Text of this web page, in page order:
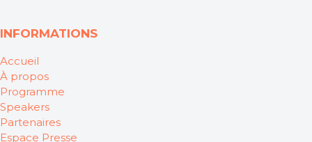
INFORMATIONS
Accueil
À propos
Programme
Speakers
Partenaires
Espace Presse